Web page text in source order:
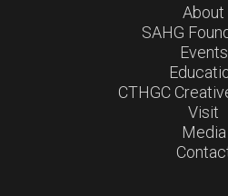
About
SAHG
Events
CTHGC
Visit
Media